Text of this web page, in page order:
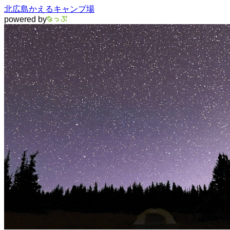
北広島かえるキャンプ場
powered by